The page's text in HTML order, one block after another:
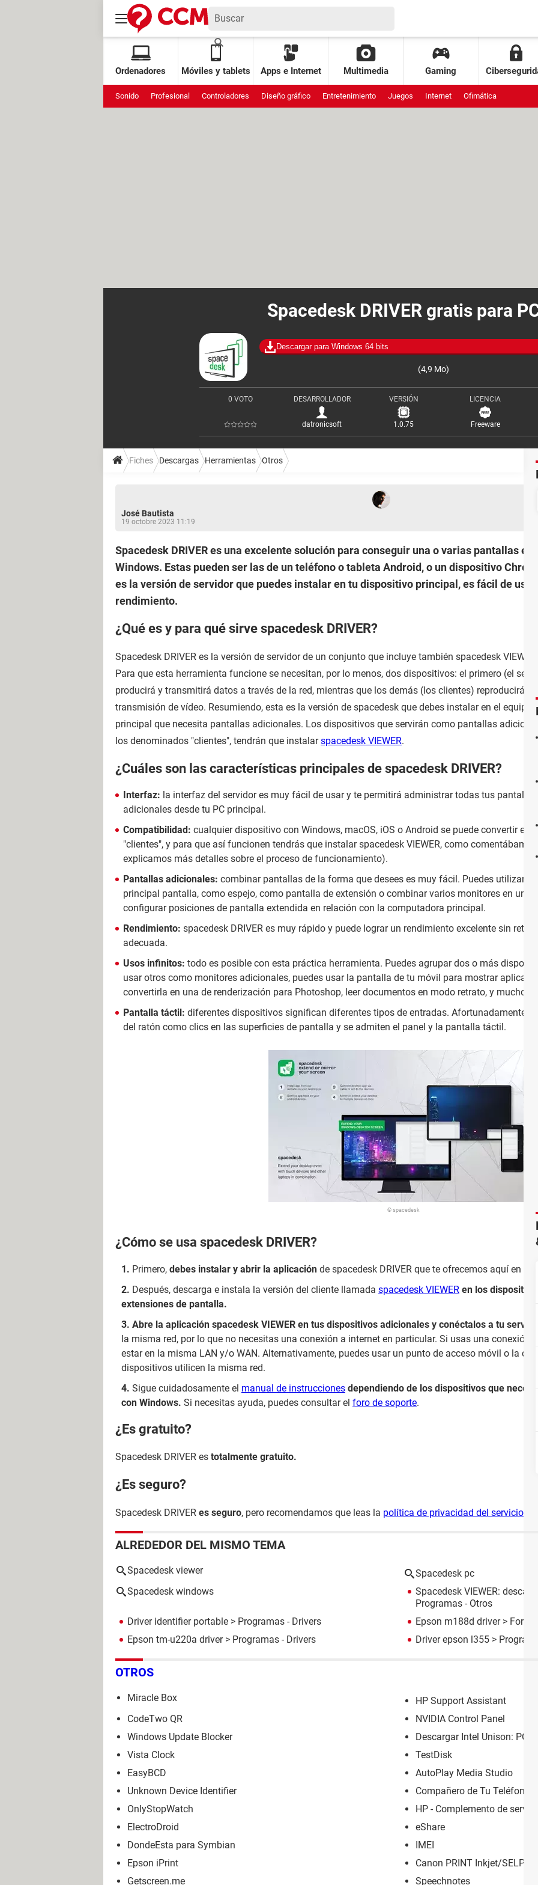
Ordenadores Móviles y tablets Apps e Internet Multimedia Gaming
Sonido Profesional Controladores Diseño gráfico Entretenimiento Juegos Internet Ofimática
Spacedesk DRIVER gratis para
Descargar para Windows 64 bits
(4,9 Mo)
0 VOTO DESARROLLADOR
datronicsoft
VERSIÓN
1.0.75
LICENCIA
Freeware
Fiches Descargas Herramientas Otros
José Bautista
19 octobre 2023 11:19
Spacedesk DRIVER es una excelente solución para conseguir una o varias pantallas
Windows. Estas pueden ser las de un teléfono o tableta Android, o un dispositivo
es la versión de servidor que puedes instalar en tu dispositivo principal, es fácil de usar
rendimiento.
¿Qué es y para qué sirve spacedesk DRIVER?
Spacedesk DRIVER es la versión de servidor de un conjunto que incluye también spacedesk VIEWER.
Para que esta herramienta funcione se necesitan, por lo menos, dos dispositivos: el primero (el
producirá y transmitirá datos a través de la red, mientras que los demás (los clientes) reproducirán la
transmisión de vídeo. Resumiendo, esta es la versión de spacedesk que debes instalar en el equipo
principal que necesita pantallas adicionales. Los dispositivos que servirán como pantallas
los denominados "clientes", tendrán que instalarspacedesk VIEWER.
¿Cuáles son las características principales de spacedesk DRIVER?
Interfaz: la interfaz del servidor es muy fácil de usar y te permitirá administrar todas tus pantallas
adicionales desde tu PC principal.
Compatibilidad: cualquier dispositivo con Windows, macOS, iOS o Android se puede convertir en
"clientes", y para que así funcionen tendrás que instalar spacedesk VIEWER, como
explicamos más detalles sobre el proceso de funcionamiento).
Pantallas adicionales: combinar pantallas de la forma que desees es muy fácil. Puedes utilizar la
principal pantalla, como espejo, como pantalla de extensión o combinar varios monitores en una
configurar posiciones de pantalla extendida en relación con la computadora principal.
Rendimiento: spacedesk DRIVER es muy rápido y puede lograr un rendimiento excelente sin
adecuada.
Usos infinitos: todo es posible con esta práctica herramienta. Puedes agrupar dos o más
usar otros como monitores adicionales, puedes usar la pantalla de tu móvil para mostrar
convertirla en una de renderización para Photoshop, leer documentos en modo retrato, y mucho
Pantalla táctil: diferentes dispositivos significan diferentes tipos de entradas. Afortunadamente,
del ratón como clics en las superficies de pantalla y se admiten el panel y la pantalla táctil.
© spacedesk
¿Cómo se usa spacedesk DRIVER?
Primero, debes instalar y abrir la aplicación de spacedesk DRIVER que te ofrecemos aquí en el
Después, descarga e instala la versión del cliente llamada spacedesk VIEWER en los
extensiones de pantalla.
Abre la aplicación spacedesk VIEWER en tus dispositivos adicionales y conéctalos a tu
la misma red, por lo que no necesitas una conexión a internet en particular. Si usas una conexión
estar en la misma LAN y/o WAN. Alternativamente, puedes usar un punto de acceso móvil o la
dispositivos utilicen la misma red.
Sigue cuidadosamente el manual de instrucciones dependiendo de los dispositivos que
con Windows. Si necesitas ayuda, puedes consultar el foro de soporte.
¿Es gratuito?
Spacedesk DRIVER es totalmente gratuito.
¿Es seguro?
Spacedesk DRIVER es seguro, pero recomendamos que leas la política de privacidad del servicio
ALREDEDOR DEL MISMO TEMA
Spacedesk viewer
Spacedesk pc
Spacedesk windows
Spacedesk VIEWER:
Programas - Otros
Driver identifier portable > Programas - Drivers Epson m188d driver> Foro
Epson tm-u220a driver> Programas - Drivers Driver epson l355 >
OTROS
Miracle Box
HP Support Assistant
CodeTwo QR
NVIDIA Control Panel
Windows Update Blocker
Descargar Intel Unison: PC /
Vista Clock
TestDisk
EasyBCD
AutoPlay Media Studio
Unknown Device Identifier
Compañero de Tu Teléfono
OnlyStopWatch
HP - Complemento de servicio
ElectroDroid
eShare
DondeEsta para Symbian
IMEI
Epson iPrint
Canon PRINT Inkjet/SELPHY
Getscreen.me
Speechnotes